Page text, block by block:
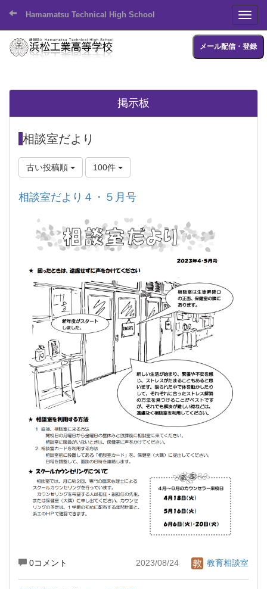
Hamamatsu Technical High School
メール配信・登録
掲示板
相談室だより
古い投稿順 100件
相談室だより４・５月号
0コメント 2023/08/24 教育相談室